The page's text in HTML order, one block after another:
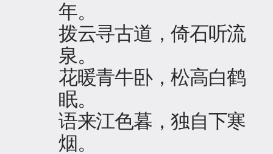
年。
拨云寻古道，倚石听流
泉。
花暖青牛卧，松高白鹤
眠。
语来江色暮，独自下寒
烟。